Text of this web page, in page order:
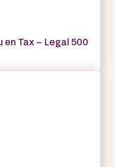
en Tax – Legal 500